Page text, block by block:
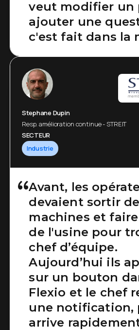
veut modifier un
ajouter une
c'est fait dans la
Stephane Dupin
Resp. amélioration continue - STREIT
SECTEUR
Industrie
Avant, les
devaient sortir
machines et
de l'usine pour
chef d’équipe.
Aujourd’hui ils
sur un bouton
Flexio et le chef
une notification,
arrive